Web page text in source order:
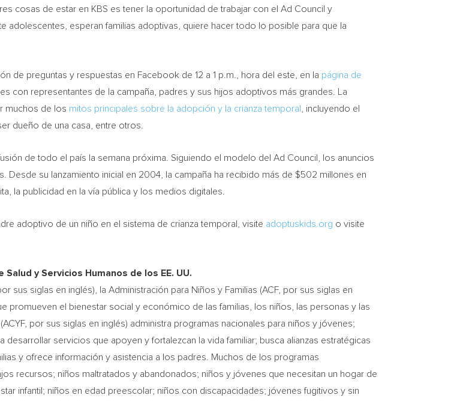
cosas de estar en KBS es tener la oportunidad de trabajar con el Ad Council y
adolescentes, esperan familias adoptivas, quiere hacer todo lo posible para que la
de preguntas y respuestas en Facebook de 12 a 1 p.m. , hora del este, en la página de
con representantes de la campaña, padres y sus hijos adoptivos más grandes. La
muchos de los mitos principales sobre la adopción y la crianza temporal
, incluyendo el
dueño de una casa, entre otros.
de todo el país la semana próxima. Siguiendo el modelo del Ad Council, los anuncios
su lanzamiento inicial en 2004, la campaña ha recibido más de $502 millones en
la publicidad en la vía pública y los medios digitales.
adoptivo de un niño en el sistema de crianza temporal, visite adoptuskids.org o visite
y Servicios Humanos de los EE. UU.
sus siglas en inglés), la Administración para Niños y Familias (ACF, por sus siglas en
promueven el bienestar social y económico de las familias, los niños, las personas y las
por sus siglas en inglés) administra programas nacionales para niños y jóvenes;
servicios que apoyen y fortalezcan la vida familiar; busca alianzas estratégicas
y ofrece información y asistencia a los padres. Muchos de los programas
recursos; niños maltratados y abandonados; niños y jóvenes que necesitan un hogar de
infantil; niños en edad preescolar; niños con discapacidades; jóvenes fugitivos y sin